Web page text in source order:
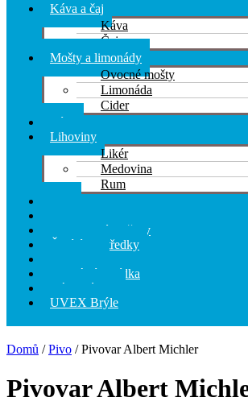
Káva a čaj
Káva
Čaj
Mošty a limonády
Ovocné mošty
Limonáda
Cider
Víno
Lihoviny
Likér
Medovina
Rum
Hygienické potřeby
Čistící prostředky
Speciální nabídka
Dárkové sety
UVEX Brýle
Domů /Pivo / Pivovar Albert Michler
Pivovar Albert